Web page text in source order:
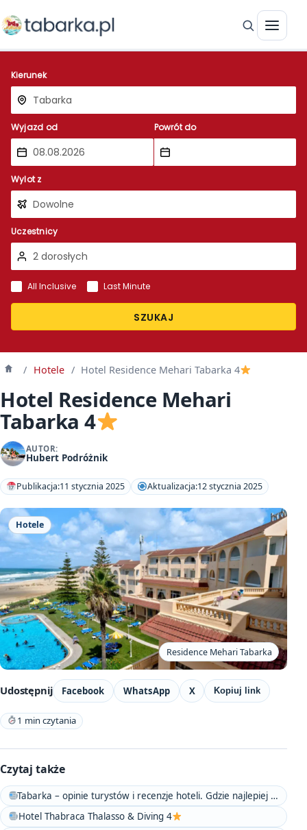
Kierunek
Wyjazd od Powrót do
Wylot z
Uczestnicy
SZUKAJ
All Inclusive Last Minute
Strona
/ Hotele / Hotel Residence Mehari Tabarka 4
Hotel Residence Mehari
Tabarka 4
AUTOR:
Hubert Podróżnik
Publikacja:11 stycznia 2025 Aktualizacja:12 stycznia 2025
Hotele
Residence Mehari Tabarka
Udostępnij Facebook WhatsApp X Kopiuj link
1 min czytania
Czytaj także
Tabarka – opinie turystów i recenzje hoteli. Gdzie najlepiej nocować?
Hotel Thabraca Thalasso & Diving 4